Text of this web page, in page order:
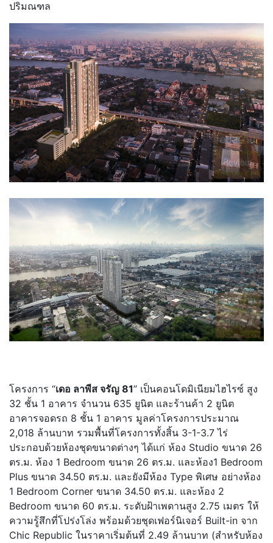
ปริมณฑล
โครงการ “เดอ ลาพีส จรัญ 81” เป็นคอนโดมิเนียมไฮไรซ์ สูง
32 ชั้น 1 อาคาร จำนวน 635 ยูนิต และร้านค้า 2 ยูนิต
อาคารจอดรถ 8 ชั้น 1 อาคาร มูลค่าโครงการประมาณ
2,018 ล้านบาท รวมพื้นที่โครงการทั้งสิ้น 3-1-3.7 ไร่
ประกอบด้วยห้องชุดขนาดต่างๆ ได้แก่ ห้อง Studio ขนาด 26
ตร.ม. ห้อง 1 Bedroom ขนาด 26 ตร.ม. และห้อง1 Bedroom
Plus ขนาด 34.50 ตร.ม. และยังมีห้อง Type พิเศษ อย่างห้อง
1 Bedroom Corner ขนาด 34.50 ตร.ม. และห้อง 2
Bedroom ขนาด 60 ตร.ม. ระดับฝ้าเพดานสูง 2.75 เมตร ให้
ความรู้สึกที่โปร่งโล่ง พร้อมด้วยชุดเฟอร์นิเจอร์ Built-in จาก
Chic Republic ในราคาเริ่มต้นที่ 2.49 ล้านบาท (สำหรับห้อง